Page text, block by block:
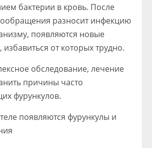
бактерии в кровь. После
разносит инфекцию
появляются новые
от которых трудно.
обследование, лечение
причины часто
фурункулов.